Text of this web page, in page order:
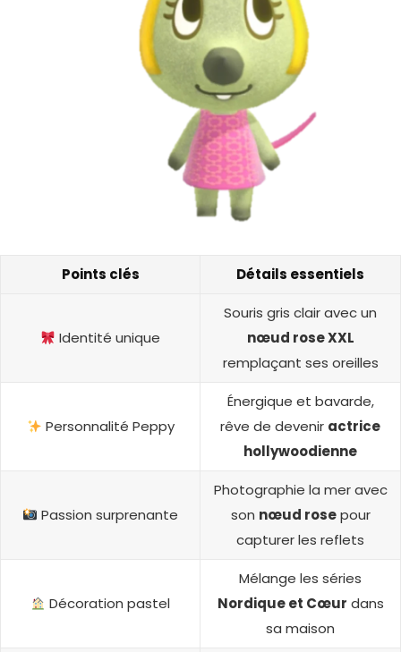
Points clés Détails essentiels
Identité unique
Souris gris clair avec un
nœud rose XXL
remplaçant ses oreilles
Personnalité Peppy
Énergique et bavarde,
rêve de devenir actrice
hollywoodienne
Passion surprenante
Photographie la mer avec
son nœud rosepour
capturer les reflets
Décoration pastel
Mélange les séries
Nordique et Cœur dans
sa maison